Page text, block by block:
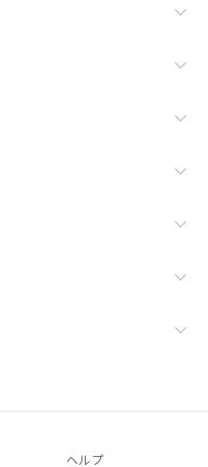
ヘルプ